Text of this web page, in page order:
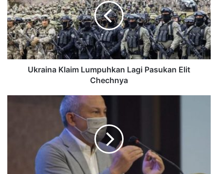
Ukraina Klaim Lumpuhkan Lagi Pasukan Elit
Chechnya